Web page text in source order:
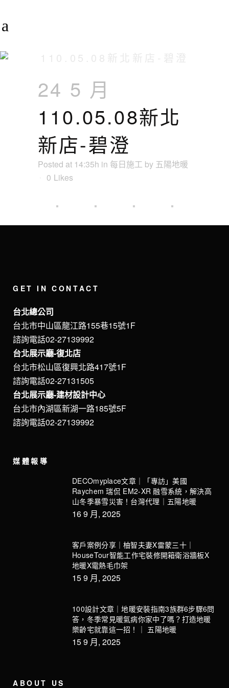
24 5 月
110.05.08新北
新店-碧澄
Posted at 14:35h in 每日施工 by 五陽地暖
0 Likes
GET IN CONTACT
台北總公司
台北市中山區龍江路155巷15號1F
諮詢電話02-27139992
台北展示廳-復北店
台北市松山區復興北路417號1F
諮詢電話02-27131505
台北展示廳-建材設計中心
台北市內湖區新湖一路185號5F
諮詢電話02-27139992
媒體報導
DECOmyplace文章｜「專訪」美國
Raychem 瑞侃 EM2-XR 融雪系統，解決高
山冬季暴雪災害！台灣代理｜五陽地暖
16 9 月, 2025
客戶案例分享｜柚智夫妻X雷蒙三十｜
HouseTour智能工作宅裝修開箱衛浴牆板X
地暖X電熱毛巾架
15 9 月, 2025
100設計文章｜地暖安裝指南3族群6步驟6問
答，冬季常見暖氣病你家中了嗎？打造地暖
樂齡宅就靠這一招！｜ 五陽地暖
15 9 月, 2025
ABOUT US